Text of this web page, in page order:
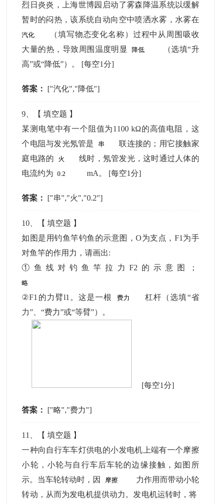
烈日炎炎，上海世博园启动了雾森降温系统以缓解
暂时的闷热，该系统自动向空中喷洒水雾，水雾在
（填写物态变化名称）过程中从周围吸收
大量的热，导致周围温度明显
（选填“升
高”或“降低”）。 [每空1分]
答案： ["汽化","降低"]
9 、【填空题 】
某测电笔中有一个阻值为1100 kΩ的高值电阻，这
个电阻与发光氖管是
联连接的；用它接触家
庭电路的
线时，氖管发光，这时通过人体的
电流约为
mA。 [每空1分]
答案： ["串","火","0.2"]
10 、【填空题 】
如图是用钓鱼竿钓鱼的示意图，O为支点，F1为手
对鱼竿的作用力，请画出:
①鱼线对钓鱼竿拉力F2的示意图；
②F1的力臂l1。这是一根
杠杆（选填“省
力”、“费力”或“等臂”）。
[每空1分]
答案： ["略","费力"]
11 、【填空题 】
一种向自行车车灯供电的小发电机上端有一个摩擦
小轮，小轮与自行车后车轮的边缘接触，如图所
示。当车轮转动时，因
力作用而带动小轮
转动，从而为发电机提供动力。发电机运转时，将